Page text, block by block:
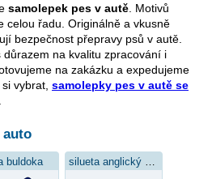
samolepek pes v autě . Motivů
celou řadu. Originálně a vkusně
bezpečnost přepravy psů v autě.
na kvalitu zpracování i
na zakázku a expedujeme
vybrat, samolepky pes v autě se
auto
buldoka silueta anglický buldok